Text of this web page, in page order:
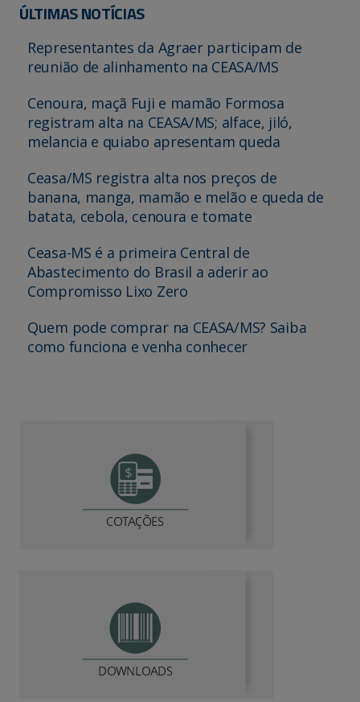
ÚLTIMAS NOTÍCIAS
Representantes da Agraer participam de
reunião de alinhamento na CEASA/MS
Cenoura, maçã Fuji e mamão Formosa
registram alta na CEASA/MS; alface, jiló,
melancia e quiabo apresentam queda
Ceasa/MS registra alta nos preços de
banana, manga, mamão e melão e queda de
batata, cebola, cenoura e tomate
Ceasa-MS é a primeira Central de
Abastecimento do Brasil a aderir ao
Compromisso Lixo Zero
Quem pode comprar na CEASA/MS? Saiba
como funciona e venha conhecer